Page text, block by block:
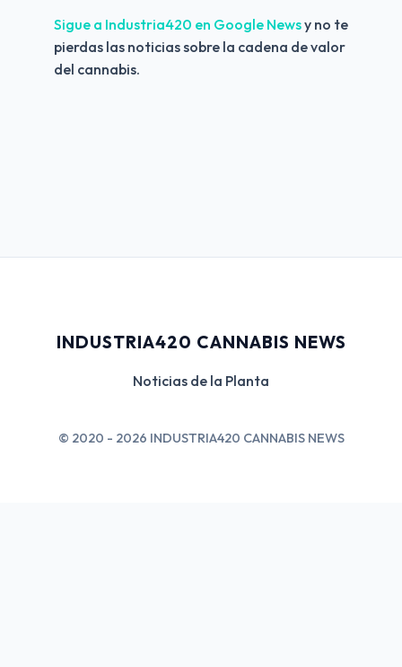
Sigue a Industria420 en Google News y no te
pierdas las noticias sobre la cadena de valor
del cannabis.
INDUSTRIA420 CANNABIS NEWS
Noticias de la Planta
© 2020 - 2026 INDUSTRIA420 CANNABIS NEWS